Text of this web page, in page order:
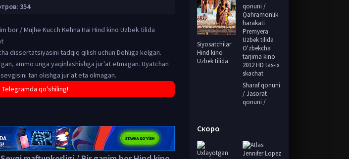
354
bor / Mujhe Kucch Kehna Hai Hind kino Uzbek tilida
dissertatsiyasini tadqiq qilish uchun Dehliga kelgan.
ammo unga yaqinlashishga jur'at etmagan. Uyatchan
tan olishga jur'at eta olmagan.
Telegramda qo'shiling!
Siyosatchilar
Hind kino
Uzbek tilida
Sharaf qonuni
/ Jasorat
qonuni /
Скоро